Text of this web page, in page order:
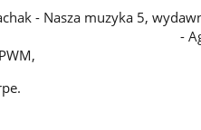
- Nasza muzyka 5,